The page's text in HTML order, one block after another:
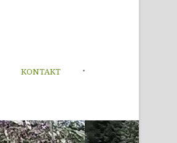
KONTAKT •